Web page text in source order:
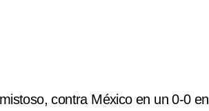
contra México en un 0-0 en